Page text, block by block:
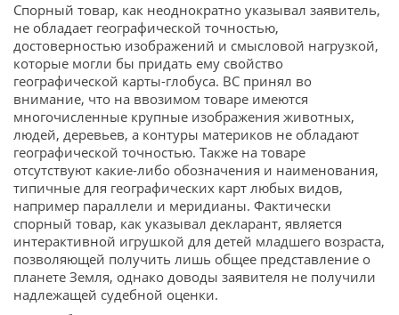
Спорный товар, как неоднократно указывал заявитель,
не обладает географической точностью,
достоверностью изображений и смысловой нагрузкой,
которые могли бы придать ему свойство
географической карты-глобуса. ВС принял во
внимание, что на ввозимом товаре имеются
многочисленные крупные изображения животных,
людей, деревьев, а контуры материков не обладают
географической точностью. Также на товаре
отсутствуют какие-либо обозначения и наименования,
типичные для географических карт любых видов,
например параллели и меридианы. Фактически
спорный товар, как указывал декларант, является
интерактивной игрушкой для детей младшего возраста,
позволяющей получить лишь общее представление о
планете Земля, однако доводы заявителя не получили
надлежащей судебной оценки.